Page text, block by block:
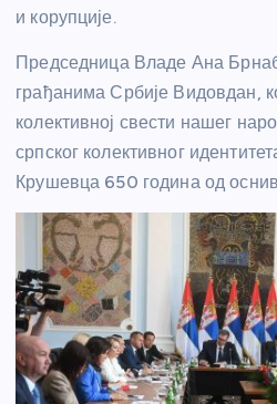
и корупције.
Председница Владе Ана
грађанима Србије Видовдан,
колективној свести нашег
српског колективног
Крушевца 650 година од